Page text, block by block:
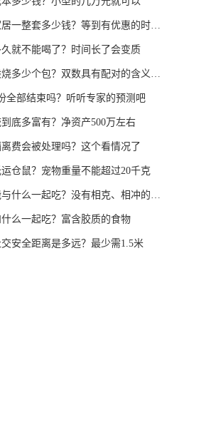
整套多少钱？等到有优惠的时候再去买
就不能喝了？时间长了会变质
多少个包？双数具有配对的含义不吉利
全部结束吗？听听专家的预测吧
底多富有？净资产500万左右
费会被处理吗？这个看情况了
仓鼠？宠物重量不能超过20千克
什么一起吃？没有相克、相冲的现象
么一起吃？富含胶质的食物
安全距离是多远？最少需1.5米